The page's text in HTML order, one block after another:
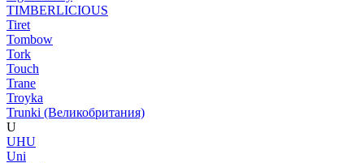
TIMBERLICIOUS
Tiret
Tombow
Tork
Touch
Trane
Troyka
Trunki (Великобритания)
U
UHU
Uni